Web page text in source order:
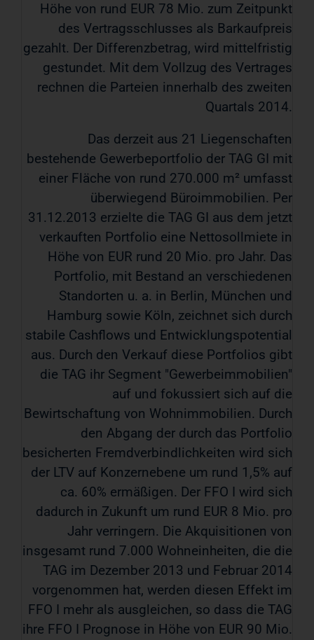
Höhe von rund EUR 78 Mio. zum Zeitpunkt
des Vertragsschlusses als Barkaufpreis
gezahlt. Der Differenzbetrag, wird mittelfristig
gestundet. Mit dem Vollzug des Vertrages
rechnen die Parteien innerhalb des zweiten
Quartals 2014.
Das derzeit aus 21 Liegenschaften
bestehende Gewerbeportfolio der TAG GI mit
einer Fläche von rund 270.000 m² umfasst
überwiegend Büroimmobilien. Per
31.12.2013 erzielte die TAG GI aus dem jetzt
verkauften Portfolio eine Nettosollmiete in
Höhe von EUR rund 20 Mio. pro Jahr. Das
Portfolio, mit Bestand an verschiedenen
Standorten u. a. in Berlin, München und
Hamburg sowie Köln, zeichnet sich durch
stabile Cashflows und Entwicklungspotential
aus. Durch den Verkauf diese Portfolios gibt
die TAG ihr Segment "Gewerbeimmobilien"
auf und fokussiert sich auf die
Bewirtschaftung von Wohnimmobilien. Durch
den Abgang der durch das Portfolio
besicherten Fremdverbindlichkeiten wird sich
der LTV auf Konzernebene um rund 1,5% auf
ca. 60% ermäßigen. Der FFO I wird sich
dadurch in Zukunft um rund EUR 8 Mio. pro
Jahr verringern. Die Akquisitionen von
insgesamt rund 7.000 Wohneinheiten, die die
TAG im Dezember 2013 und Februar 2014
vorgenommen hat, werden diesen Effekt im
FFO I mehr als ausgleichen, so dass die TAG
ihre FFO I Prognose in Höhe von EUR 90 Mio.